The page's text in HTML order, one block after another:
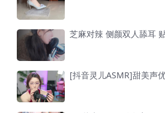
芝麻对辣 侧颜双人舔耳
[抖音灵儿ASMR]甜美声